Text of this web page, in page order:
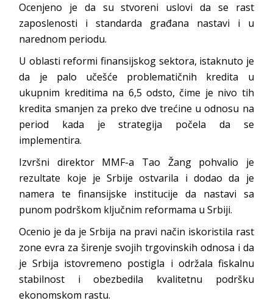
Ocenjeno je da su stvoreni uslovi da se rast
zaposlenosti i standarda građana nastavi i u
narednom periodu.
U oblasti reformi finansijskog sektora, istaknuto je
da je palo učešće problematičnih kredita u
ukupnim kreditima na 6,5 odsto, čime je nivo tih
kredita smanjen za preko dve trećine u odnosu na
period kada je strategija počela da se
implementira.
Izvršni direktor MMF-a Tao Žang pohvalio je
rezultate koje je Srbije ostvarila i dodao da je
namera te finansijske institucije da nastavi sa
punom podrškom ključnim reformama u Srbiji.
Ocenio je da je Srbija na pravi način iskoristila rast
zone evra za širenje svojih trgovinskih odnosa i da
je Srbija istovremeno postigla i održala fiskalnu
stabilnost i obezbedila kvalitetnu podršku
ekonomskom rastu.